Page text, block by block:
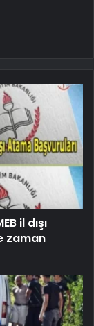
il dışı
zaman